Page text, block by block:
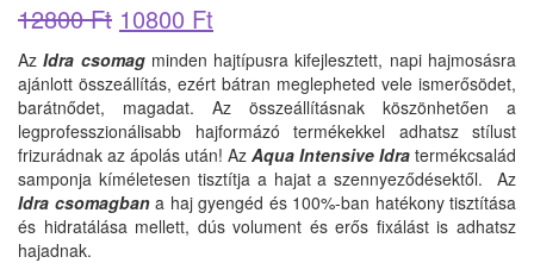
12800Ft 10800 Ft
AzIdra csomagminden hajtípusra kifejlesztett, napi hajmosásra
ajánlott összeállítás, ezért bátran meglepheted vele ismerősödet,
barátnődet, magadat. Az összeállításnak köszönhetően a
legprofesszionálisabb hajformázó termékekkel adhatsz stílust
frizurádnak az ápolás után! Az Aqua Intensive Idra termékcsalád
samponja kíméletesen tisztítja a hajat a szennyeződésektől. Az
Idra csomagban a haj gyengéd és 100%-ban hatékony tisztítása
és hidratálása mellett, dús volument és erős fixálást is adhatsz
hajadnak.